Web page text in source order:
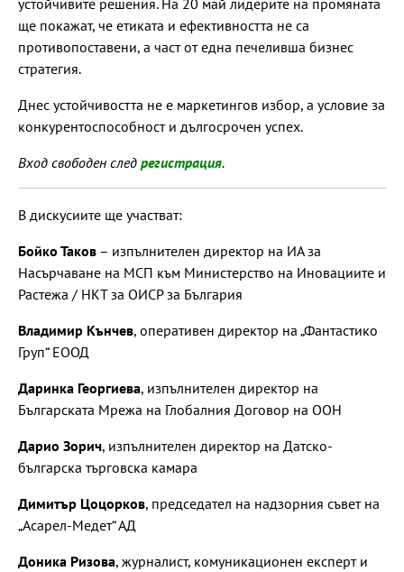
ще покажат, че етиката и ефективността не са
противопоставени, а част от една печеливша бизнес
стратегия.
Днес устойчивостта не е маркетингов избор, а условие за
конкурентоспособност и дългосрочен успех.
Вход свободен след регистрация.
В дискусиите ще участват:
Бойко Таков – изпълнителен директор на ИА за
Насърчаване на МСП към Министерство на Иновациите и
Растежа / НКТ за ОИСР за България
Владимир Кънчев, оперативен директор на „Фантастико
Груп“ ЕООД
Даринка Георгиева, изпълнителен директор на
Българската Мрежа на Глобалния Договор на ООН
Дарио Зорич, изпълнителен директор на Датско-
българска търговска камара
Димитър Цоцорков, председател на надзорния съвет на
„Асарел-Медет“ АД
Доника Ризова, журналист, комуникационен експерт и